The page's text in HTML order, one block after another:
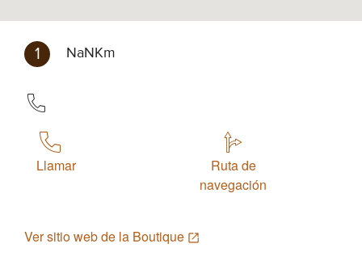
1 NaNKm
Llamar
Ruta de
navegación
Ver sitio web de la Boutique